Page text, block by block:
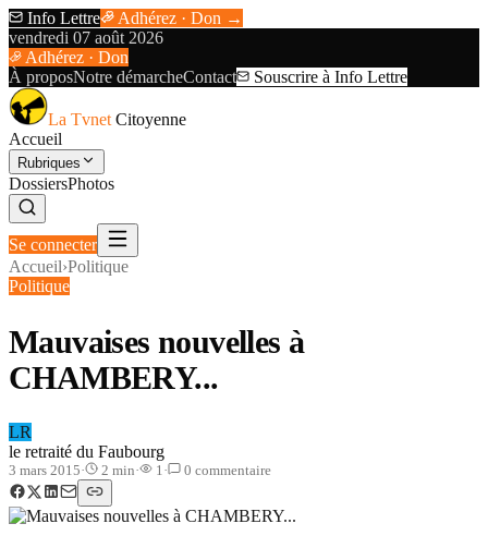
Info Lettre
Adhérez · Don →
vendredi 07 août 2026
Adhérez · Don
À proposNotre démarcheContact Souscrire à Info Lettre
La Tvnet Citoyenne
Accueil
Rubriques
DossiersPhotos
Se connecter
Accueil›Politique
Politique
Mauvaises nouvelles à
CHAMBERY...
LR
le retraité du Faubourg
3 mars 2015· 2 min· 1 · 0 commentaire